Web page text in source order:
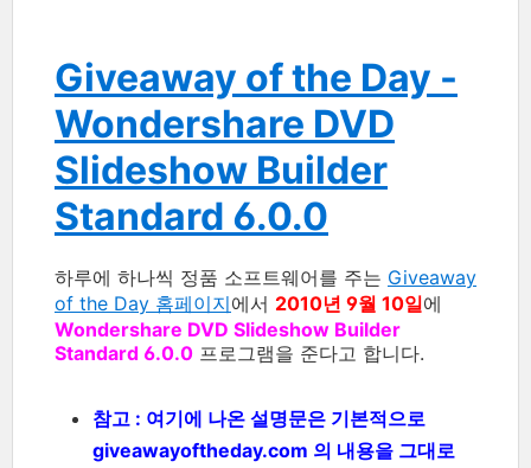
Giveaway of the Day -
Wondershare DVD
Slideshow Builder
Standard 6.0.0
하루에 하나씩 정품 소프트웨어를 주는 Giveaway
of the Day 홈페이지에서 2010년 9월 10일에
Wondershare DVD Slideshow Builder
Standard 6.0.0 프로그램을 준다고 합니다.
참고 : 여기에 나온 설명문은 기본적으로
giveawayoftheday.com 의 내용을 그대로